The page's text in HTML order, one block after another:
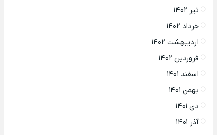
تیر ۱۴۰۲
خرداد ۱۴۰۲
اردیبهشت ۱۴۰۲
فروردین ۱۴۰۲
اسفند ۱۴۰۱
بهمن ۱۴۰۱
دی ۱۴۰۱
آذر ۱۴۰۱